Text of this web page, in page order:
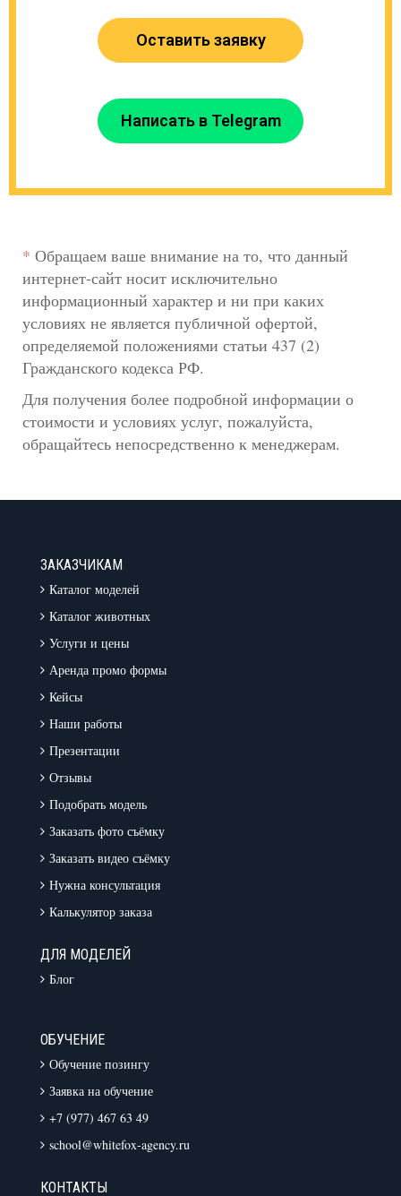
Оставить заявку
Написать в Telegram
* Обращаем ваше внимание на то, что данный
интернет-сайт носит исключительно
информационный характер и ни при каких
условиях не является публичной офертой,
определяемой положениями статьи 437 (2)
Гражданского кодекса РФ.
Для получения более подробной информации о
стоимости и условиях услуг, пожалуйста,
обращайтесь непосредственно к менеджерам.
ЗАКАЗЧИКАМ
Каталог моделей
Каталог животных
Услуги и цены
Аренда промо формы
Кейсы
Наши работы
Презентации
Отзывы
Подобрать модель
Заказать фото съёмку
Заказать видео съёмку
Нужна консультация
Калькулятор заказа
ДЛЯ МОДЕЛЕЙ
Блог
ОБУЧЕНИЕ
Обучение позингу
Заявка на обучение
+7 (977) 467 63 49
school@whitefox-agency.ru
КОНТАКТЫ